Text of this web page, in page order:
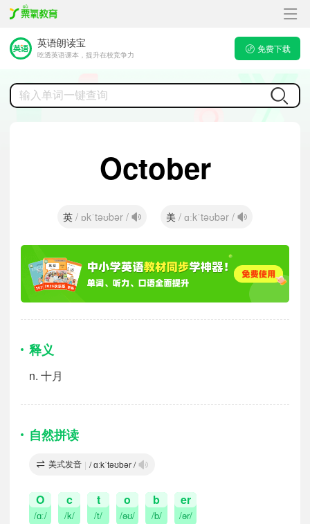
英语朗读宝
吃透英语课本，提升在校竞争力
免费下载
October
英 / ɒkˈtəʊbər / 美 / ɑːkˈtəʊbər /
释义
n. 十月
自然拼读
美式发音 | / ɑːkˈtəʊbər /
O
/ɑː/
c
/k/
t
/t/
o
/əʊ/
b
/b/
er
/ər/